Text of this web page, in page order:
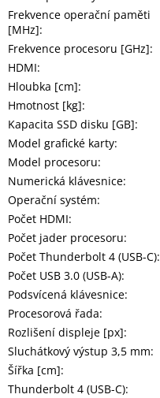
Frekvence operační paměti
[MHz]:
Frekvence procesoru [GHz]:
HDMI:
Hloubka [cm]:
Hmotnost [kg]:
Kapacita SSD disku [GB]:
Model grafické karty:
Model procesoru:
Numerická klávesnice:
Operační systém:
Počet HDMI:
Počet jader procesoru:
Počet Thunderbolt 4 (USB-C):
Počet USB 3.0 (USB-A):
Podsvícená klávesnice:
Procesorová řada:
Rozlišení displeje [px]:
Sluchátkový výstup 3,5 mm:
Šířka [cm]:
Thunderbolt 4 (USB-C):